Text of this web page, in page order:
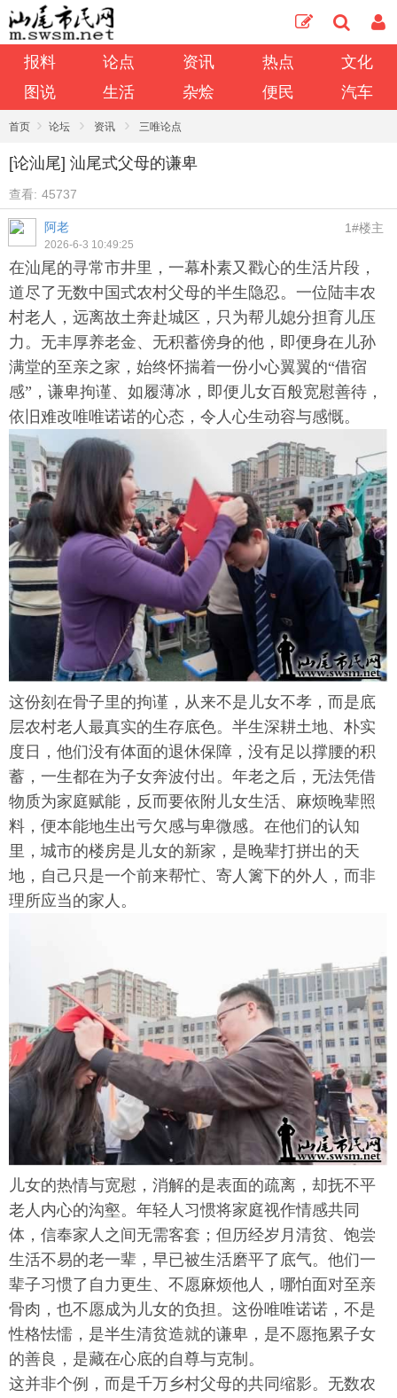
报料 论点 资讯 热点
文化
图说
生活 杂烩 便民 汽车
首页 › 论坛 › 资讯 › 三唯论点
[论汕尾] 汕尾式父母的谦卑
查看: 45737
阿老
2026-6-3 10:49:25
1#楼主
在汕尾的寻常市井里，一幕朴素又戳心的生活片段，
道尽了无数中国式农村父母的半生隐忍。一位陆丰农
村老人，远离故土奔赴城区，只为帮儿媳分担育儿压
力。无丰厚养老金、无积蓄傍身的他，即便身在儿孙
满堂的至亲之家，始终怀揣着一份小心翼翼的“借宿
感”，谦卑拘谨、如履薄冰，即便儿女百般宽慰善待，
依旧难改唯唯诺诺的心态，令人心生动容与感慨。
这份刻在骨子里的拘谨，从来不是儿女不孝，而是底
层农村老人最真实的生存底色。半生深耕土地、朴实
度日，他们没有体面的退休保障，没有足以撑腰的积
蓄，一生都在为子女奔波付出。年老之后，无法凭借
物质为家庭赋能，反而要依附儿女生活、麻烦晚辈照
料，便本能地生出亏欠感与卑微感。在他们的认知
里，城市的楼房是儿女的新家，是晚辈打拼出的天
地，自己只是一个前来帮忙、寄人篱下的外人，而非
理所应当的家人。
儿女的热情与宽慰，消解的是表面的疏离，却抚不平
老人内心的沟壑。年轻人习惯将家庭视作情感共同
体，信奉家人之间无需客套；但历经岁月清贫、饱尝
生活不易的老一辈，早已被生活磨平了底气。他们一
辈子习惯了自力更生、不愿麻烦他人，哪怕面对至亲
骨肉，也不愿成为儿女的负担。这份唯唯诺诺，不是
性格怯懦，是半生清贫造就的谦卑，是不愿拖累子女
的善良，是藏在心底的自尊与克制。
这并非个例，而是千万乡村父母的共同缩影。无数农